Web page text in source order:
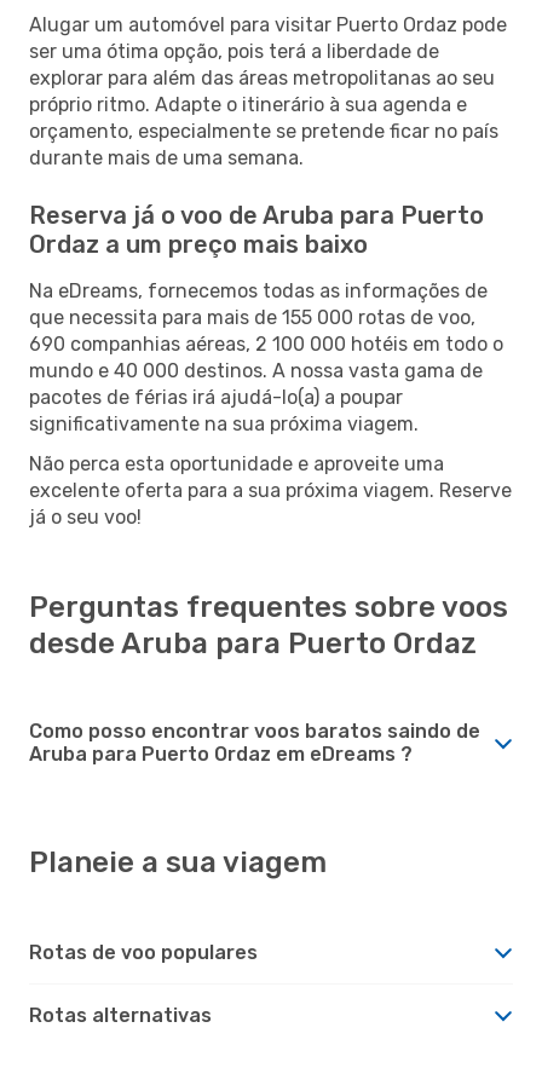
Alugar um automóvel para visitar Puerto Ordaz pode
ser uma ótima opção, pois terá a liberdade de
explorar para além das áreas metropolitanas ao seu
próprio ritmo. Adapte o itinerário à sua agenda e
orçamento, especialmente se pretende ficar no país
durante mais de uma semana.
Reserva já o voo de Aruba para Puerto
Ordaz a um preço mais baixo
Na eDreams, fornecemos todas as informações de
que necessita para mais de 155 000 rotas de voo,
690 companhias aéreas, 2 100 000 hotéis em todo o
mundo e 40 000 destinos. A nossa vasta gama de
pacotes de férias irá ajudá-lo(a) a poupar
significativamente na sua próxima viagem.
Não perca esta oportunidade e aproveite uma
excelente oferta para a sua próxima viagem. Reserve
já o seu voo!
Perguntas frequentes sobre voos
desde Aruba para Puerto Ordaz
Como posso encontrar voos baratos saindo de
Aruba para Puerto Ordaz em eDreams ?
Planeie a sua viagem
Rotas de voo populares
Rotas alternativas